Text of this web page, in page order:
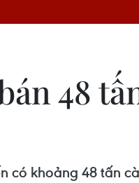
48
có khoảng 48 tấn